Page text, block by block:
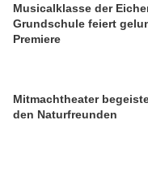
Musicalklasse der
Grundschule feiert
Premiere
Mitmachtheater
den Naturfreunden